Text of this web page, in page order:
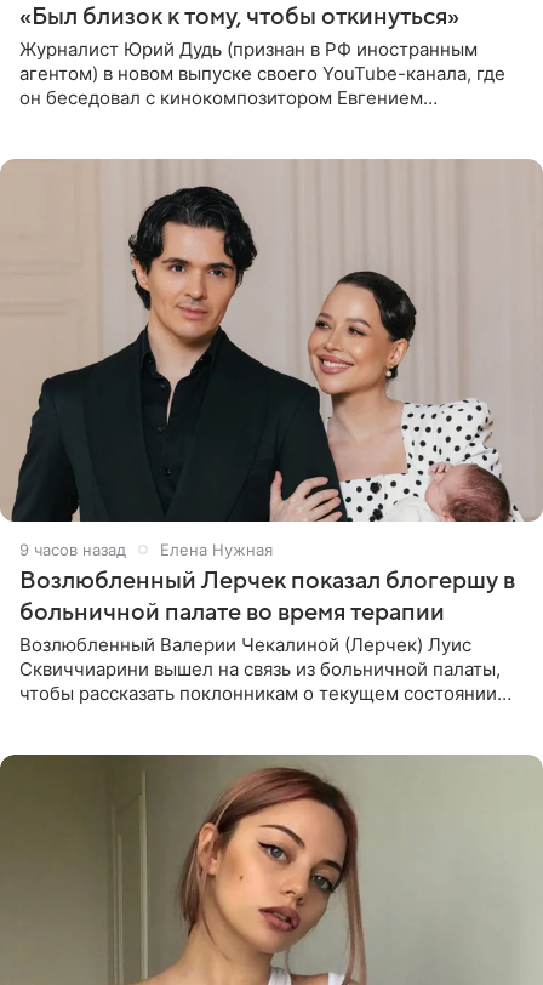
«Был близок к тому, чтобы откинуться»
Журналист Юрий Дудь (признан в РФ иностранным
агентом) в новом выпуске своего YouTube-канала, где
он беседовал с кинокомпозитором Евгением
9 часов назад Елена Нужная
Возлюбленный Лерчек показал блогершу в
больничной палате во время терапии
Возлюбленный Валерии Чекалиной (Лерчек) Луис
Сквиччиарини вышел на связь из больничной палаты,
чтобы рассказать поклонникам о текущем состоянии